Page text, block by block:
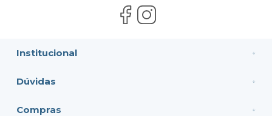
Institucional
Dúvidas
Compras